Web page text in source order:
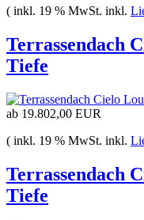
( inkl. 19 % MwSt. inkl.
Terrassendach
Tiefe
ab 19.802,00 EUR
( inkl. 19 % MwSt. inkl.
Terrassendach
Tiefe